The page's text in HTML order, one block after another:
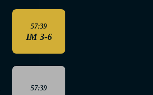
57:39
IM 3-6
57:39